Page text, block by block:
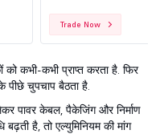
Trade Now
कभी-कभी प्राप्त करता है. फिर
पीछे चुपचाप बैठता है.
पावर केबल, पैकेजिंग और निर्माण
बढ़ती है, तो एल्युमिनियम की मांग